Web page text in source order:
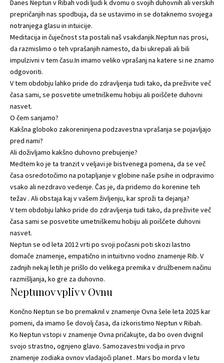
Danes Neptun v Ribah vodi ljudi k dvomu o svojih duhovnih ali verskih
prepričanjih nas spodbuja, da se ustavimo in se dotaknemo svojega
notranjega glasu in intuicije.
Meditacija in čuječnost sta postali naš vsakdanjik.Neptun nas prosi,
da razmislimo o teh vprašanjih namesto, da bi ukrepali ali bili
impulzivni v tem času.In imamo veliko vprašanj na katere si ne znamo
odgovoriti.
V tem obdobju lahko pride do zdravljenja tudi tako, da preživite več
časa sami, se posvetite umetniškemu hobiju ali poiščete duhovni
nasvet.
O čem sanjamo?
Kakšna globoko zakoreninjena podzavestna vprašanja se pojavljajo
pred nami?
Ali doživljamo kakšno duhovno prebujenje?
Medtem ko je ta tranzit v veljavi je bistvenega pomena, da se več
časa osredotočimo na potapljanje v globine naše psihe in odpravimo
vsako ali nezdravo vedenje. Čas je, da pridemo do korenine teh
težav . Ali obstaja kaj v vašem življenju, kar sproži ta dejanja?
V tem obdobju lahko pride do zdravljenja tudi tako, da preživite več
časa sami se posvetite umetniškemu hobiju ali poiščete duhovni
nasvet.
Neptun se od leta 2012 vrti po svoji počasni poti skozi lastno
domače znamenje, empatično in intuitivno vodno znamenje Rib. V
zadnjih nekaj letih je prišlo do velikega premika v družbenem načinu
razmišljanja, ko gre za duhovno.
Neptunov vpliv v Ovnu
Končno Neptun se bo premaknil v znamenje Ovna šele leta 2025 kar
pomeni, da imamo še dovolj časa, da izkoristimo Neptun v Ribah.
Ko Neptun vstopi v znamenje Ovna pričakujte, da bo oven dvignil
svojo strastno, ognjeno glavo. Samozavestni vodja in prvo
znamenje zodiaka ovnov vladajoči planet . Mars bo morda v letu